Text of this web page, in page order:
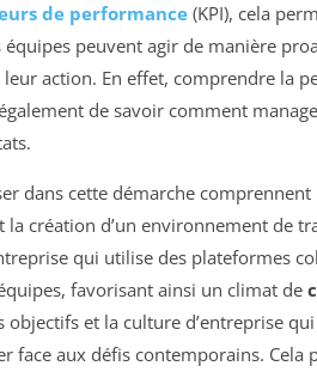
de performance(KPI), cela
peuvent agir de manière
action. En effet, comprendre la
de savoir comment
dans cette démarche
la création d’un environnement de
qui utilise des plateformes
favorisant ainsi un climat de
et la culture d’entreprise
face aux défis contemporains.